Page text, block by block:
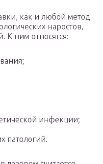
как и любой метод
наростов,
К ним относятся:
инфекции;
патологий.